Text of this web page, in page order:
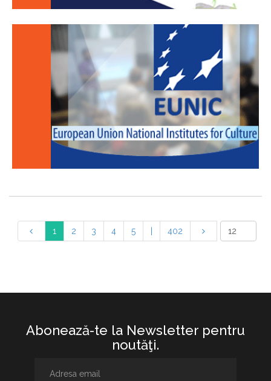
1 2 3 4 5 402
Abonează-te la Newsletter pentru
noutăţi.